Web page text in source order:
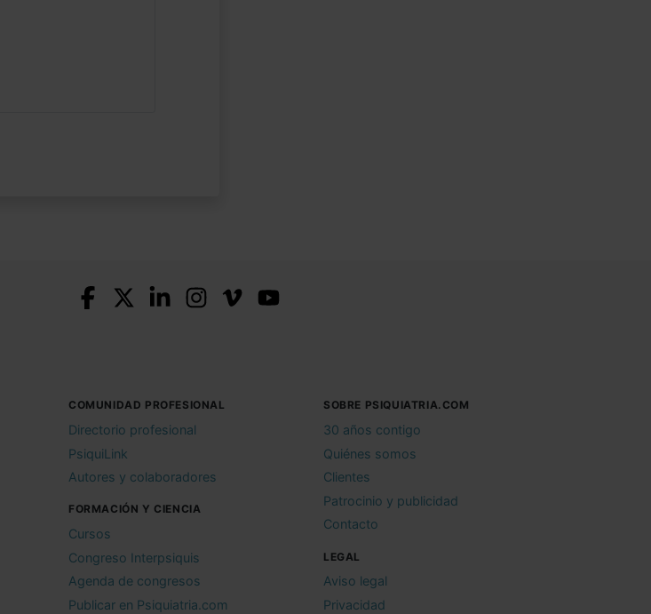
COMUNIDAD PROFESIONAL
Directorio profesional
PsiquiLink
Autores y colaboradores
FORMACIÓN Y CIENCIA
Cursos
Congreso Interpsiquis
Agenda de congresos
Publicar en Psiquiatria.com
SOBRE PSIQUIATRIA.COM
30 años contigo
Quiénes somos
Clientes
Patrocinio y publicidad
Contacto
LEGAL
Aviso legal
Privacidad